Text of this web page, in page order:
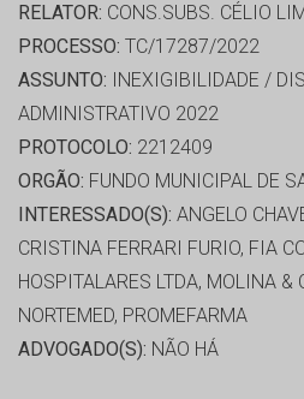
RELATOR: CONS.SUBS. CÉLIO
PROCESSO: TC/17287/2022
ASSUNTO: INEXIGIBILIDADE /
ADMINISTRATIVO 2022
PROTOCOLO: 2212409
ORGÃO: FUNDO MUNICIPAL DE
INTERESSADO(S): ANGELO
CRISTINA FERRARI FURIO, FIA
HOSPITALARES LTDA, MOLINA &
NORTEMED, PROMEFARMA
ADVOGADO(S): NÃO HÁ